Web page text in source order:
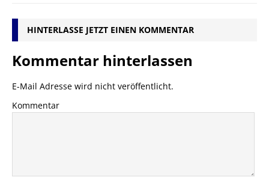
HINTERLASSE JETZT EINEN KOMMENTAR
Kommentar hinterlassen
E-Mail Adresse wird nicht veröffentlicht.
Kommentar